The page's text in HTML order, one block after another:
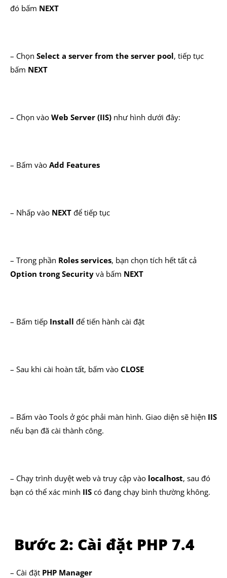
đó bấm NEXT
– Chọn Select a server from the server pool, tiếp tục
bấm NEXT
– Chọn vào Web Server (IIS) như hình dưới đây:
– Bấm vào Add Features
– Nhấp vào NEXT để tiếp tục
– Trong phần Roles services, bạn chọn tích hết tất cả
Option trong Security và bấm NEXT
– Bấm tiếp Install để tiến hành cài đặt
– Sau khi cài hoàn tất, bấm vào CLOSE
– Bấm vào Tools ở góc phải màn hình. Giao diện sẽ hiện IIS
nếu bạn đã cài thành công.
– Chạy trình duyệt web và truy cập vào localhost, sau đó
bạn có thể xác minh IIS có đang chạy bình thường không.
Bước 2: Cài đặt PHP 7.4
– Cài đặt PHP Manager